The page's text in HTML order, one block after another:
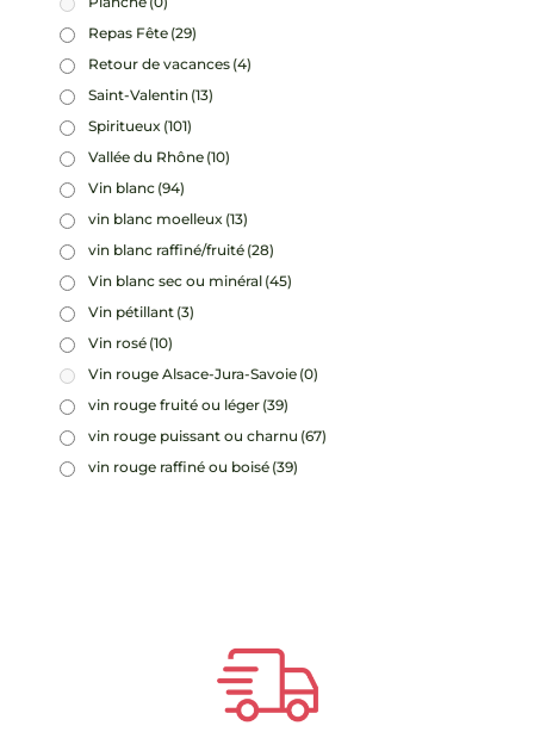
Repas Fête (29)
Retour de vacances (4)
Saint-Valentin (13)
Spiritueux (101)
Vallée du Rhône (10)
Vin blanc (94)
vin blanc moelleux (13)
vin blanc raffiné/fruité (28)
Vin blanc sec ou minéral (45)
Vin pétillant (3)
Vin rosé (10)
Vin rouge Alsace-Jura-Savoie (0)
vin rouge fruité ou léger (39)
vin rouge puissant ou charnu (67)
vin rouge raffiné ou boisé (39)